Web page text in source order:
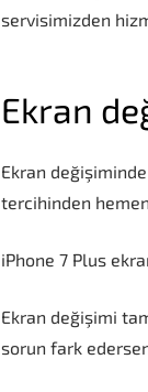
servisimizden
Ekran
Ekran
tercihinden
iPhone 7 Plus
Ekran değişimi
sorun fark